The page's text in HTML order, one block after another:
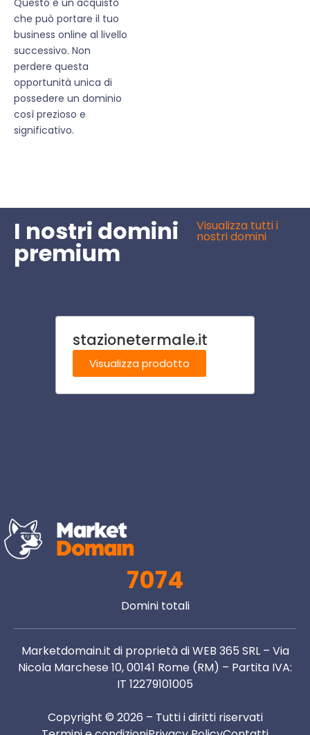
che può portare il tuo
business online al livello
successivo. Non
perdere questa
opportunità unica di
possedere un dominio
così prezioso e
significativo.
I nostri domini
premium
Visualizza tutti i
nostri domini
stazionetermale.it
Visualizza prodotto
7074
Domini totali
Marketdomain.it di proprietà di WEB 365 SRL – Via
Nicola Marchese 10, 00141 Rome (RM) – Partita IVA:
IT 12279101005
Copyright © 2026 – Tutti i diritti riservati